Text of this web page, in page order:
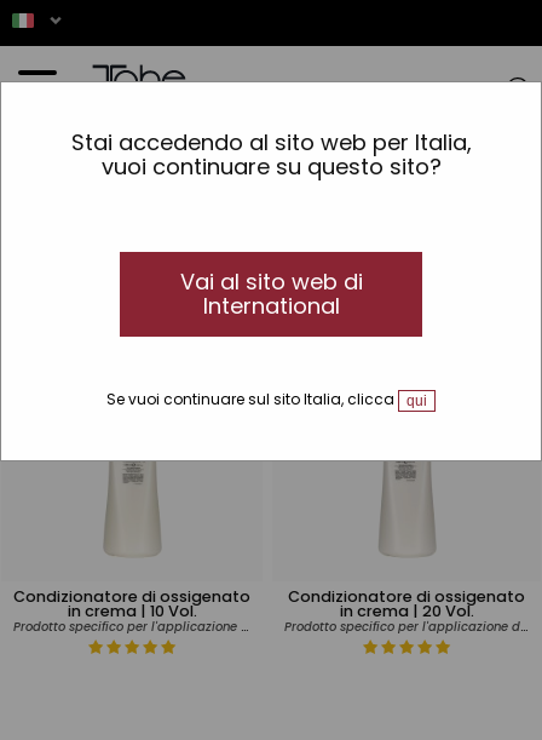
Stai accedendo al sito web per Italia,
vuoi continuare su questo sito?
Vai al sito web di
International
Se vuoi continuare sul sito Italia, clicca qui
Colorazione» Linee»Natural Colour
Natural Colour
Scopri le 115 colorazioni per capelli di Tahe Natural Colour
Condizionatore di ossigenato
in crema | 10 Vol.
Prodotto specifico per l'applicazione del tinrito
Condizionatore di ossigenato
in crema | 20 Vol.
Prodotto specifico per l'applicazione del tinrito